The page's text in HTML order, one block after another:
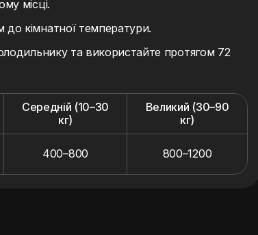
місці.
кімнатної температури.
та використайте протягом 72
Середній (10–30
кг)
Великий (30–90
кг)
400–800 800–1200